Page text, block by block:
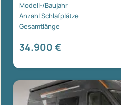
Modell-/Baujahr
Anzahl Schlafplätze
Gesamtlänge
34.900 €